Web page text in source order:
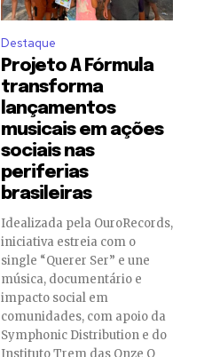
Destaque
Projeto A Fórmula
transforma
lançamentos
musicais em ações
sociais nas
periferias
brasileiras
Idealizada pela OuroRecords,
iniciativa estreia com o
single “Querer Ser” e une
música, documentário e
impacto social em
comunidades, com apoio da
Symphonic Distribution e do
Instituto Trem das Onze O